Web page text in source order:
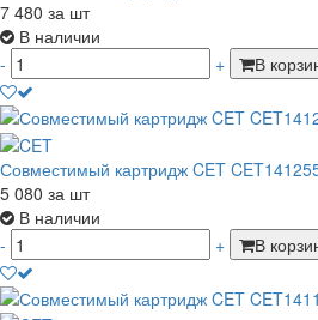
7 480 за шт
В наличии
-
+ В
Совместимый картридж CET
5 080 за шт
В наличии
-
+ В